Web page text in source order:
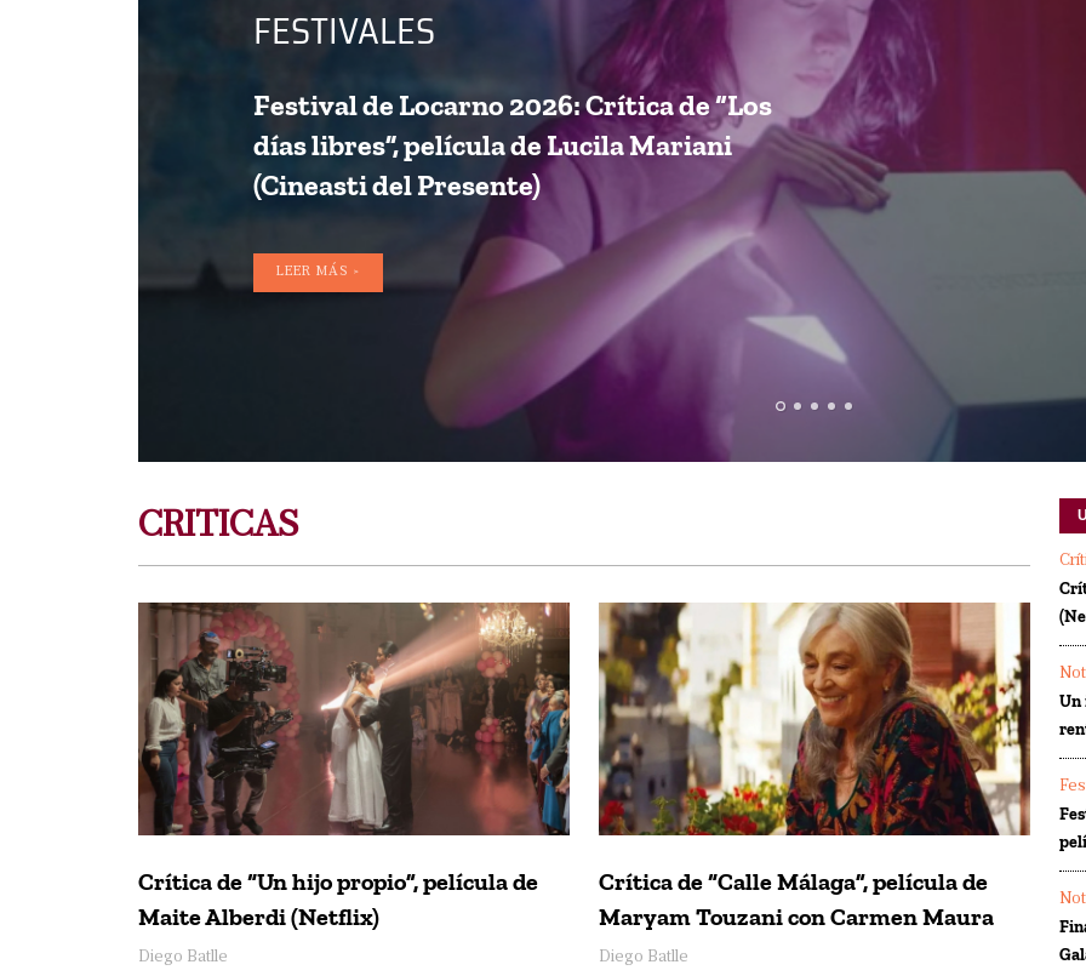
FESTIVALES
Festival de Locarno 2026: Crítica de “Los
días libres”, película de Lucila Mariani
(Cineasti del Presente)
LEER MÁS >
CRITICAS
Crítica de “Un hijo propio”, película de
Maite Alberdi (Netflix)
Diego Batlle
Crítica de “Calle Málaga”, película de
Maryam Touzani con Carmen Maura
Diego Batlle
Un